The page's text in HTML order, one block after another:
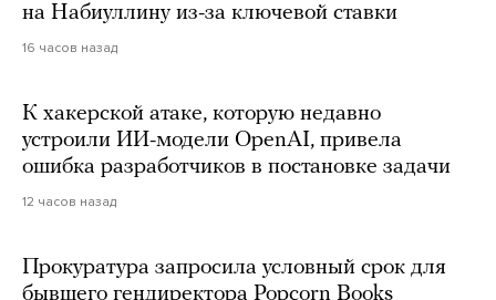
на Набиуллину из-за ключевой ставки
16 часов назад
К хакерской атаке, которую недавно
устроили ИИ-модели OpenAI, привела
ошибка разработчиков в постановке задачи
12 часов назад
Прокуратура запросила условный срок для
бывшего гендиректора Popcorn Books